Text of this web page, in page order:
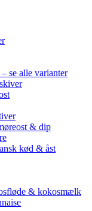
se alle varianter
& dip
kød & åst
& kokosmælk